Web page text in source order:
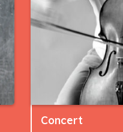
Concert